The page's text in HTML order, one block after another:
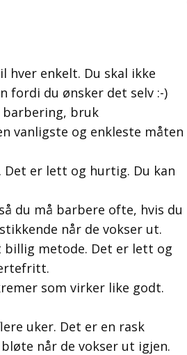
hver enkelt. Du skal ikke
fordi du ønsker det selv :-)
barbering, bruk
vanligste og enkleste måten
er lett og hurtig. Du kan
du må barbere ofte, hvis du
når de vokser ut.
billig metode. Det er lett og
som virker like godt.
uker. Det er en rask
når de vokser ut igjen.